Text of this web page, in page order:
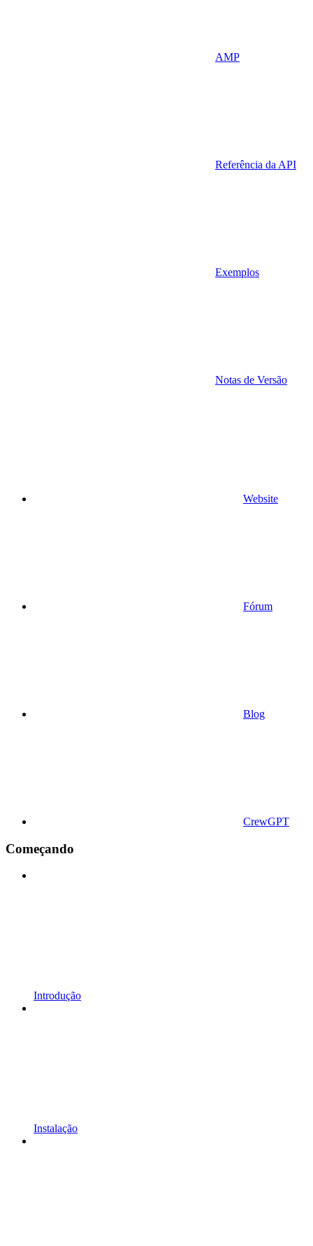
AMP
Referência da API
Exemplos
Notas de Versão
Website
Fórum
Blog
CrewGPT
Começando
Introdução
Instalação